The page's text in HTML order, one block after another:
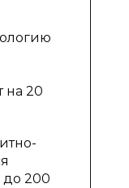
на 20
до 200